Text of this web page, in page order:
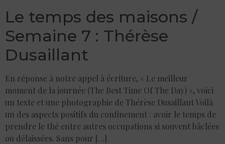
Le temps des maisons /
Semaine 7 : Thérèse
Dusaillant
En réponse à notre appel à écriture, « Le meilleur
moment de la journée (The Best Time Of The Day) », voici
un texte et une photographie de Thérèse Dusaillant Voilà
un des aspects positifs du confinement : avoir le temps de
prendre le thé entre autres occupations si souvent bâclées
ou délaissées. Sans pour […]